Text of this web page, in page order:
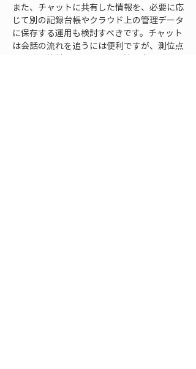
また、チャットに共有した情報を、必要に応
じて別の記録台帳やクラウド上の管理データ
に保存する運用も検討すべきです。チャット
は会話の流れを追うには便利ですが、測位点
を一覧で比較したり、図面や地図上で確認し